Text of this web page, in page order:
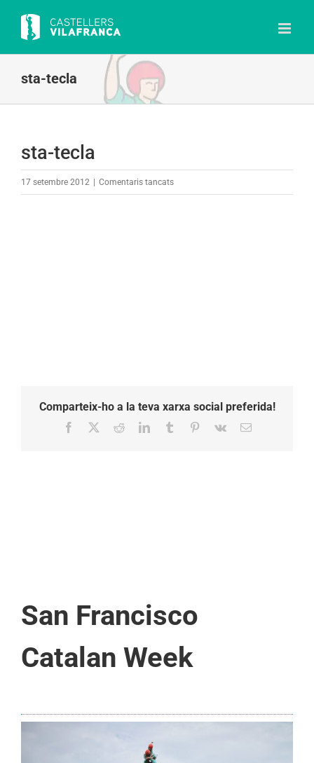
content
sta-tecla
sta-tecla
17 setembre 2012 Comentaris tancatsa
Comparteix-ho a la teva xarxa social preferida!
Facebook RedditLinkedInTumblr Pinterest
Vk Email:
San Francisco
Catalan Week